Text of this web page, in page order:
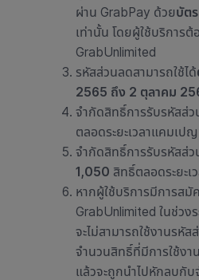
ผ่าน GrabPay ด้วยบัต
เท่านั้น โดยผู้ใช้บริการต้
GrabUnlimited
รหัสส่วนลดสามารถใช้ได้
2565 ถึง 2 ตุลาคม
จำกัดสิทธิ์การรับรหัสส่ว
ตลอดระยะเวลาแคมเปญ
จำกัดสิทธิ์การรับรหัสส่ว
1,050 สิทธิ์ตลอดระยะ
หากผู้ใช้บริการมีการสมั
GrabUnlimited ในช่วง
จะไม่สามารถใช้งานรหั
จำนวนสิทธิ์ที่มีการใช้งา
แล้วจะถูกนำไปหักลบกั